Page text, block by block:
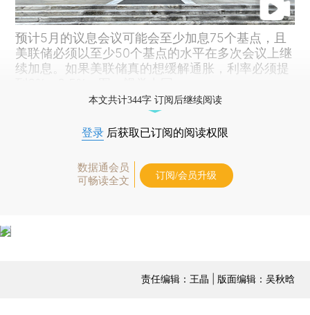
预计5月的议息会议可能会至少加息75个基点，且
美联储必须以至少50个基点的水平在多次会议上继
续加息。如果美联储真的想缓解通胀，利率必须提
本文共计344字 订阅后继续阅读
登录 后获取已订阅的阅读权限
数据通会员
可畅读全文
订阅/会员升级
责任编辑：王晶 | 版面编辑：吴秋晗